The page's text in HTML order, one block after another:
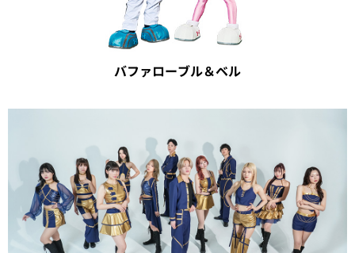
バファローブル＆ベル